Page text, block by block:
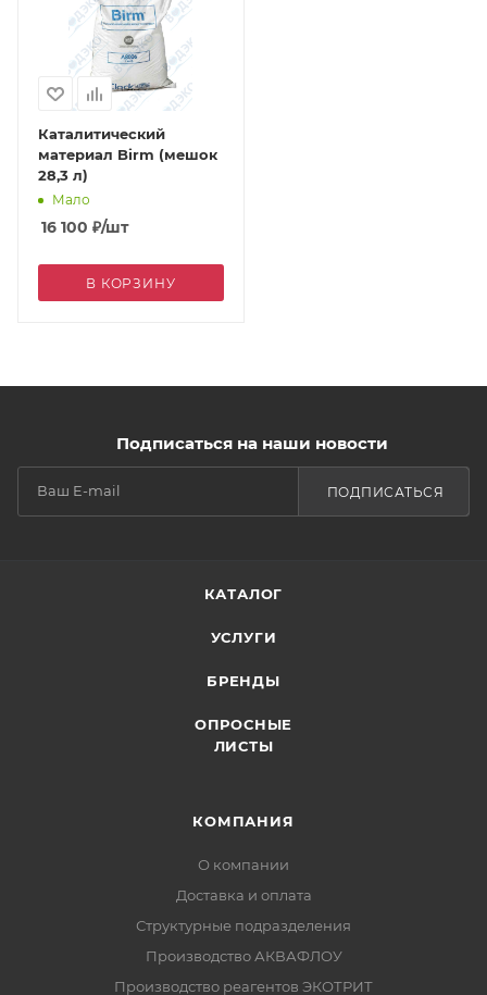
Каталитический
материал Birm (мешок
28,3 л)
Мало
16 100 ₽/шт
В КОРЗИНУ
Подписаться на наши новости
ПОДПИСАТЬСЯ
КАТАЛОГ
УСЛУГИ
БРЕНДЫ
ОПРОСНЫЕ
ЛИСТЫ
КОМПАНИЯ
О компании
Доставка и оплата
Структурные подразделения
Производство АКВАФЛОУ
Производство реагентов ЭКОТРИТ